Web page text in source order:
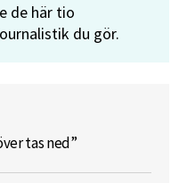
de här tio
du gör.
tas ned”